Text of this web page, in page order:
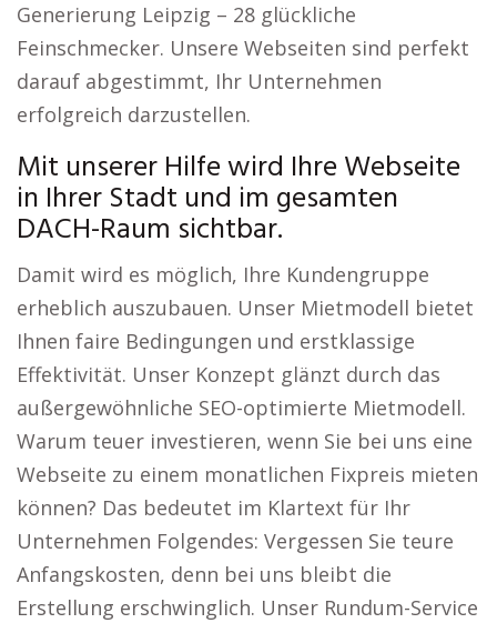
Generierung Leipzig – 28 glückliche
Feinschmecker. Unsere Webseiten sind perfekt
darauf abgestimmt, Ihr Unternehmen
erfolgreich darzustellen.
Mit unserer Hilfe wird Ihre Webseite
in Ihrer Stadt und im gesamten
DACH-Raum sichtbar.
Damit wird es möglich, Ihre Kundengruppe
erheblich auszubauen. Unser Mietmodell bietet
Ihnen faire Bedingungen und erstklassige
Effektivität. Unser Konzept glänzt durch das
außergewöhnliche SEO-optimierte Mietmodell.
Warum teuer investieren, wenn Sie bei uns eine
Webseite zu einem monatlichen Fixpreis mieten
können? Das bedeutet im Klartext für Ihr
Unternehmen Folgendes: Vergessen Sie teure
Anfangskosten, denn bei uns bleibt die
Erstellung erschwinglich. Unser Rundum-Service